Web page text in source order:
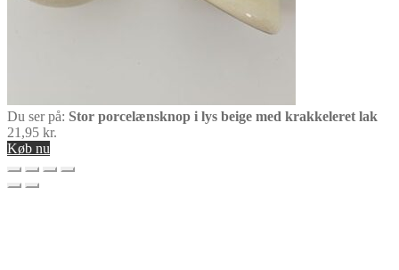
Du ser på: Stor porcelænsknop i lys beige med krakkeleret lak
21,95 kr.
Køb nu